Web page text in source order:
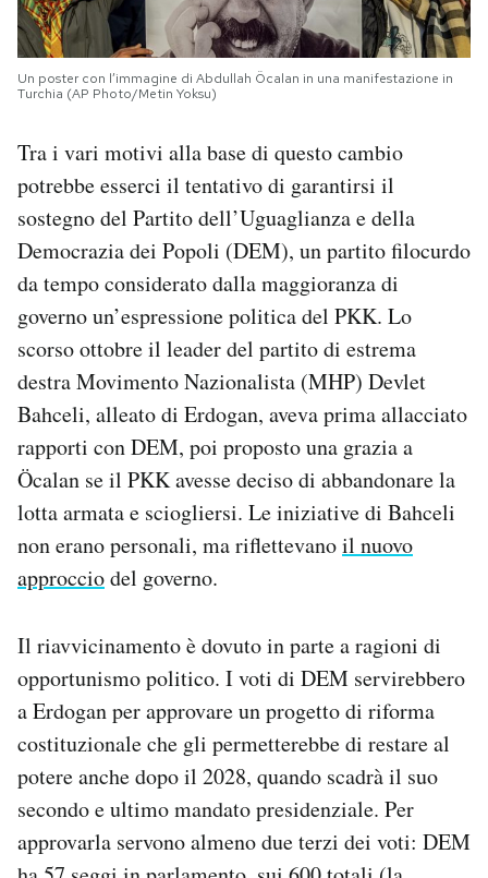
Un poster con l’immagine di Abdullah Öcalan in una manifestazione in
Turchia (AP Photo/Metin Yoksu)
Tra i vari motivi alla base di questo cambio
potrebbe esserci il tentativo di garantirsi il
sostegno del Partito dell’Uguaglianza e della
Democrazia dei Popoli (DEM), un partito filocurdo
da tempo considerato dalla maggioranza di
governo un’espressione politica del PKK. Lo
scorso ottobreil leader del partito di estrema
destra Movimento Nazionalista (MHP) Devlet
Bahceli, alleato di Erdogan, aveva prima allacciato
rapporti con DEM, poi proposto una grazia a
Öcalan se il PKK avesse deciso di abbandonare la
lotta armata e sciogliersi. Le iniziative di Bahceli
non erano personali, ma riflettevanoil nuovo
approcciodel governo.
Il riavvicinamento è dovuto in parte a ragioni di
opportunismo politico. I voti di DEM servirebbero
a Erdogan per approvare un progetto di riforma
costituzionale che gli permetterebbe di restare al
potere anche dopo il 2028, quando scadrà il suo
secondo e ultimo mandato presidenziale. Per
approvarla servono almeno due terzi dei voti: DEM